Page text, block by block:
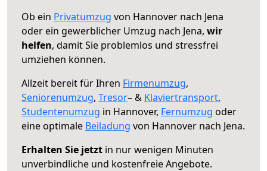
Ob ein Privatumzug von Hannover nach Jena
oder ein gewerblicher Umzug nach Jena, wir
helfen, damit Sie problemlos und stressfrei
umziehen können.
Allzeit bereit für Ihren Firmenumzug,
Seniorenumzug, Tresor– & Klaviertransport,
Studentenumzug in Hannover, Fernumzug oder
eine optimale Beiladung von Hannover nach Jena.
Erhalten Sie jetzt in nur wenigen Minuten
unverbindliche und kostenfreie Angebote.